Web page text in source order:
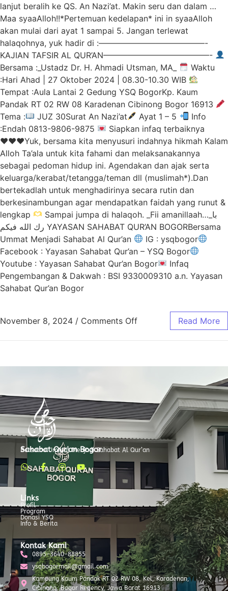
lanjut beralih ke QS. An Nazi’at. Makin seru dan dalam …
Maa syaaAlloh!!*Pertemuan kedelapan* ini in syaaAlloh
akan mulai dari ayat 1 sampai 5. Jangan terlewat
halaqohnya, yuk hadir di :—————————————-
KAJIAN TAFSIR AL QUR’AN—————————————-
Bersama :_Ustadz Dr. H. Ahmadi Utsman, MA_
Waktu
:Hari Ahad | 27 Oktober 2024 | 08.30-10.30 WIB
Tempat :Aula Lantai 2 Gedung YSQ BogorKp. Kaum
Pandak RT 02 RW 08 Karadenan Cibinong Bogor 16913
Tema :
JUZ 30Surat An Nazi’at Ayat 1 – 5
Info
:Endah 0813-9806-9875
Siapkan infaq terbaiknya
♥️♥️♥️Yuk, bersama kita menyusuri indahnya hikmah Kalam
Alloh Ta’ala untuk kita fahami dan melaksanakannya
sebagai pedoman hidup ini. Agendakan dan ajak serta
keluarga/kerabat/tetangga/teman dll (muslimah*).Dan
bertekadlah untuk menghadirinya secara rutin dan
berkesinambungan agar mendapatkan faidah yang runut &
lengkap
Sampai jumpa di halaqoh. _Fii amanillaah…_با
رك الله فيكم YAYASAN SAHABAT QUR’AN BOGORBersama
Ummat Menjadi Sahabat Al Qur’an
IG : ysqbogor
Facebook : Yayasan Sahabat Qur’an – YSQ Bogor
Youtube : Yayasan Sahabat Qur’an Bogor
Infaq
Pengembangan & Dakwah : BSI 9330009310 a.n. Yayasan
Sahabat Qur’an Bogor
November 8, 2024 / Comments Off Read More
Sahabat Qur'an Bogor
Bersama Ummat Menjadi Sahabat Al Qur’an
Links
Profil
Program
Donasi YSQ
Info & Berita
Kontak Kami
0895-3640-88855
ysqbogormail@gmail.com
Kampung Kaum Pandak RT 02 RW 08, Kel, Karadenan,
Cibinong, Bogor Regency, Jawa Barat 16913